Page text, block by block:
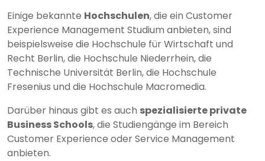
Einige bekannte Hochschulen, die ein Customer
Experience Management Studium anbieten, sind
beispielsweise die Hochschule für Wirtschaft und
Recht Berlin, die Hochschule Niederrhein, die
Technische Universität Berlin, die Hochschule
Fresenius und die Hochschule Macromedia.
Darüber hinaus gibt es auch spezialisierte private
Business Schools, die Studiengänge im Bereich
Customer Experience oder Service Management
anbieten.